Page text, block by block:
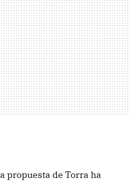
propuesta de Torra ha